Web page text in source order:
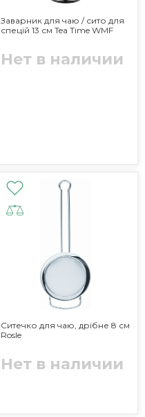
Заварник для чаю / сито для
спецій 13 см Tea Time WMF
Нет в наличии
Ситечко для чаю, дрібне 8 см
Rosle
Нет в наличии